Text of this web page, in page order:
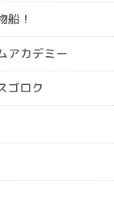
船！
アカデミー
ゴロク